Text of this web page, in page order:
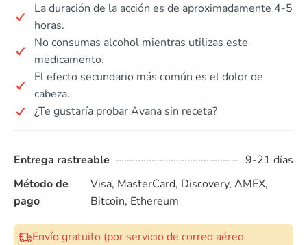
La duración de la acción es de aproximadamente 4-5
horas.
No consumas alcohol mientras utilizas este
medicamento.
El efecto secundario más común es el dolor de
cabeza.
¿Te gustaría probar Avana sin receta?
Entrega rastreable
9-21 días
Método de
pago
Visa, MasterCard, Discovery, AMEX,
Bitcoin, Ethereum
Envío gratuito (por servicio de correo aéreo